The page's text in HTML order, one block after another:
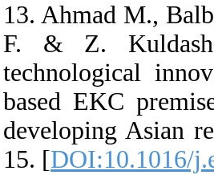
13. Ahmad M.,
F. & Z.
technological
based EKC
developing Asian
15. [DOI:10.1016/